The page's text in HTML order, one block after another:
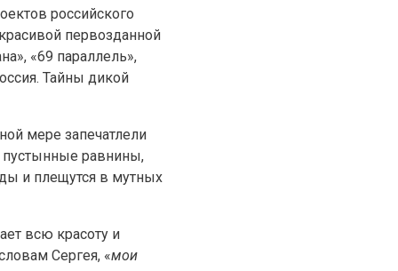
российского
первозданной
«69 параллель»,
Тайны дикой
мере запечатлели
пустынные равнины,
и плещутся в мутных
всю красоту и
Сергея, «мои